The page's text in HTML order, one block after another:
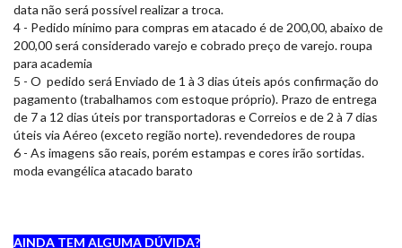
data não será possível realizar a troca.
4 - Pedido mínimo para compras em atacado é de 200,00, abaixo de
200,00 será considerado varejo e cobrado preço de varejo. roupa
para academia
5 - O pedido será Enviado de 1 à 3 dias úteis após confirmação do
pagamento (trabalhamos com estoque próprio). Prazo de entrega
de 7 a 12 dias úteis por transportadoras e Correios e de 2 à 7 dias
úteis via Aéreo (exceto região norte). revendedores de roupa
6 - As imagens são reais, porém estampas e cores irão sortidas.
moda evangélica atacado barato
AINDA TEM ALGUMA DÚVIDA?